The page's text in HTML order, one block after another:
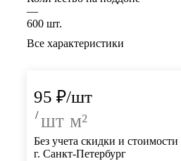
—
600 шт.
Все характеристики
95 ₽/шт
/ шт м²
Без учета скидки и стоимости
г. Санкт-Петербург